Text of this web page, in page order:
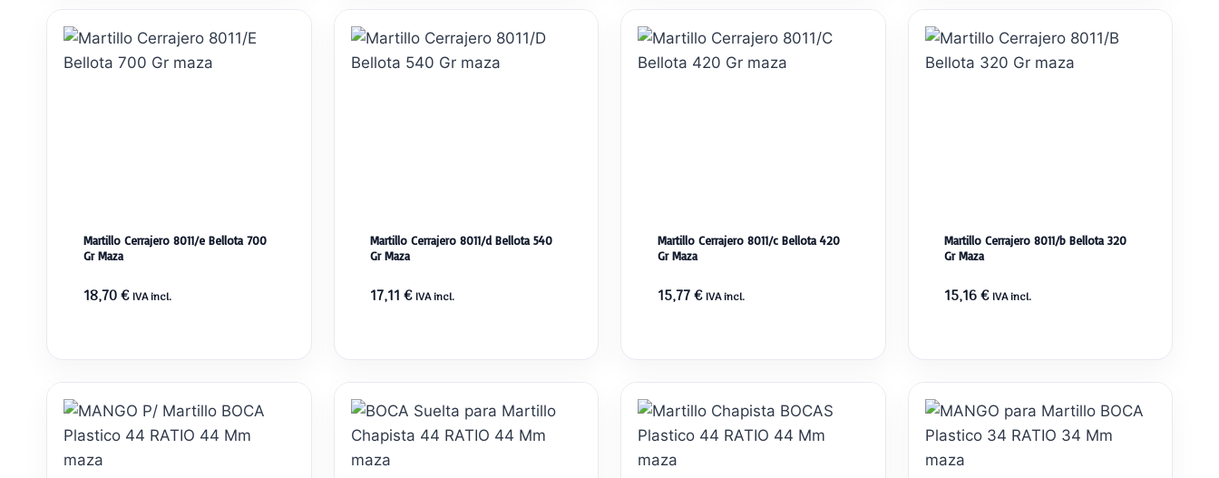
Martillo Cerrajero 8011/e Bellota 700
Gr Maza
18,70€ IVA incl.
Martillo Cerrajero 8011/d Bellota 540
Gr Maza
17,11 € IVA incl.
Martillo Cerrajero 8011/c Bellota 420
Gr Maza
15,77€ IVA incl.
Martillo Cerrajero 8011/b Bellota 320
Gr Maza
15,16€ IVA incl.